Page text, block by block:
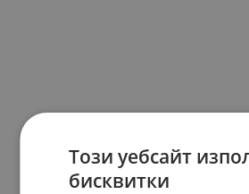
Този уебсайт
бисквитки